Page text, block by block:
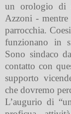
un orologio di
Azzoni - mentre
parrocchia.
funzionano in
Sono sindaco
contatto con
supporto
che dovremo
L’augurio di